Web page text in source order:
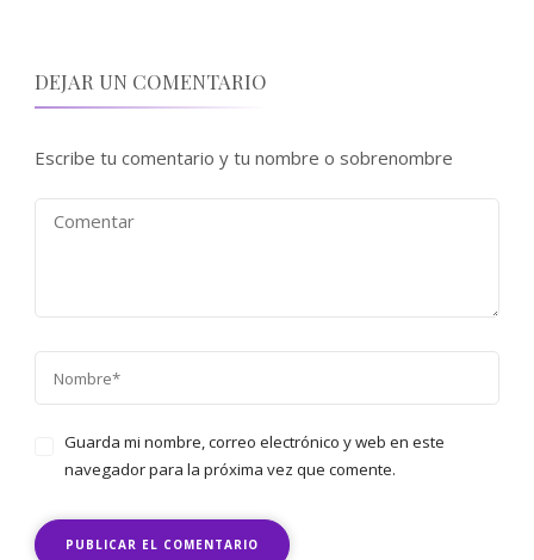
DEJAR UN COMENTARIO
Escribe tu comentario y tu nombre o sobrenombre
Guarda mi nombre, correo electrónico y web en este
navegador para la próxima vez que comente.